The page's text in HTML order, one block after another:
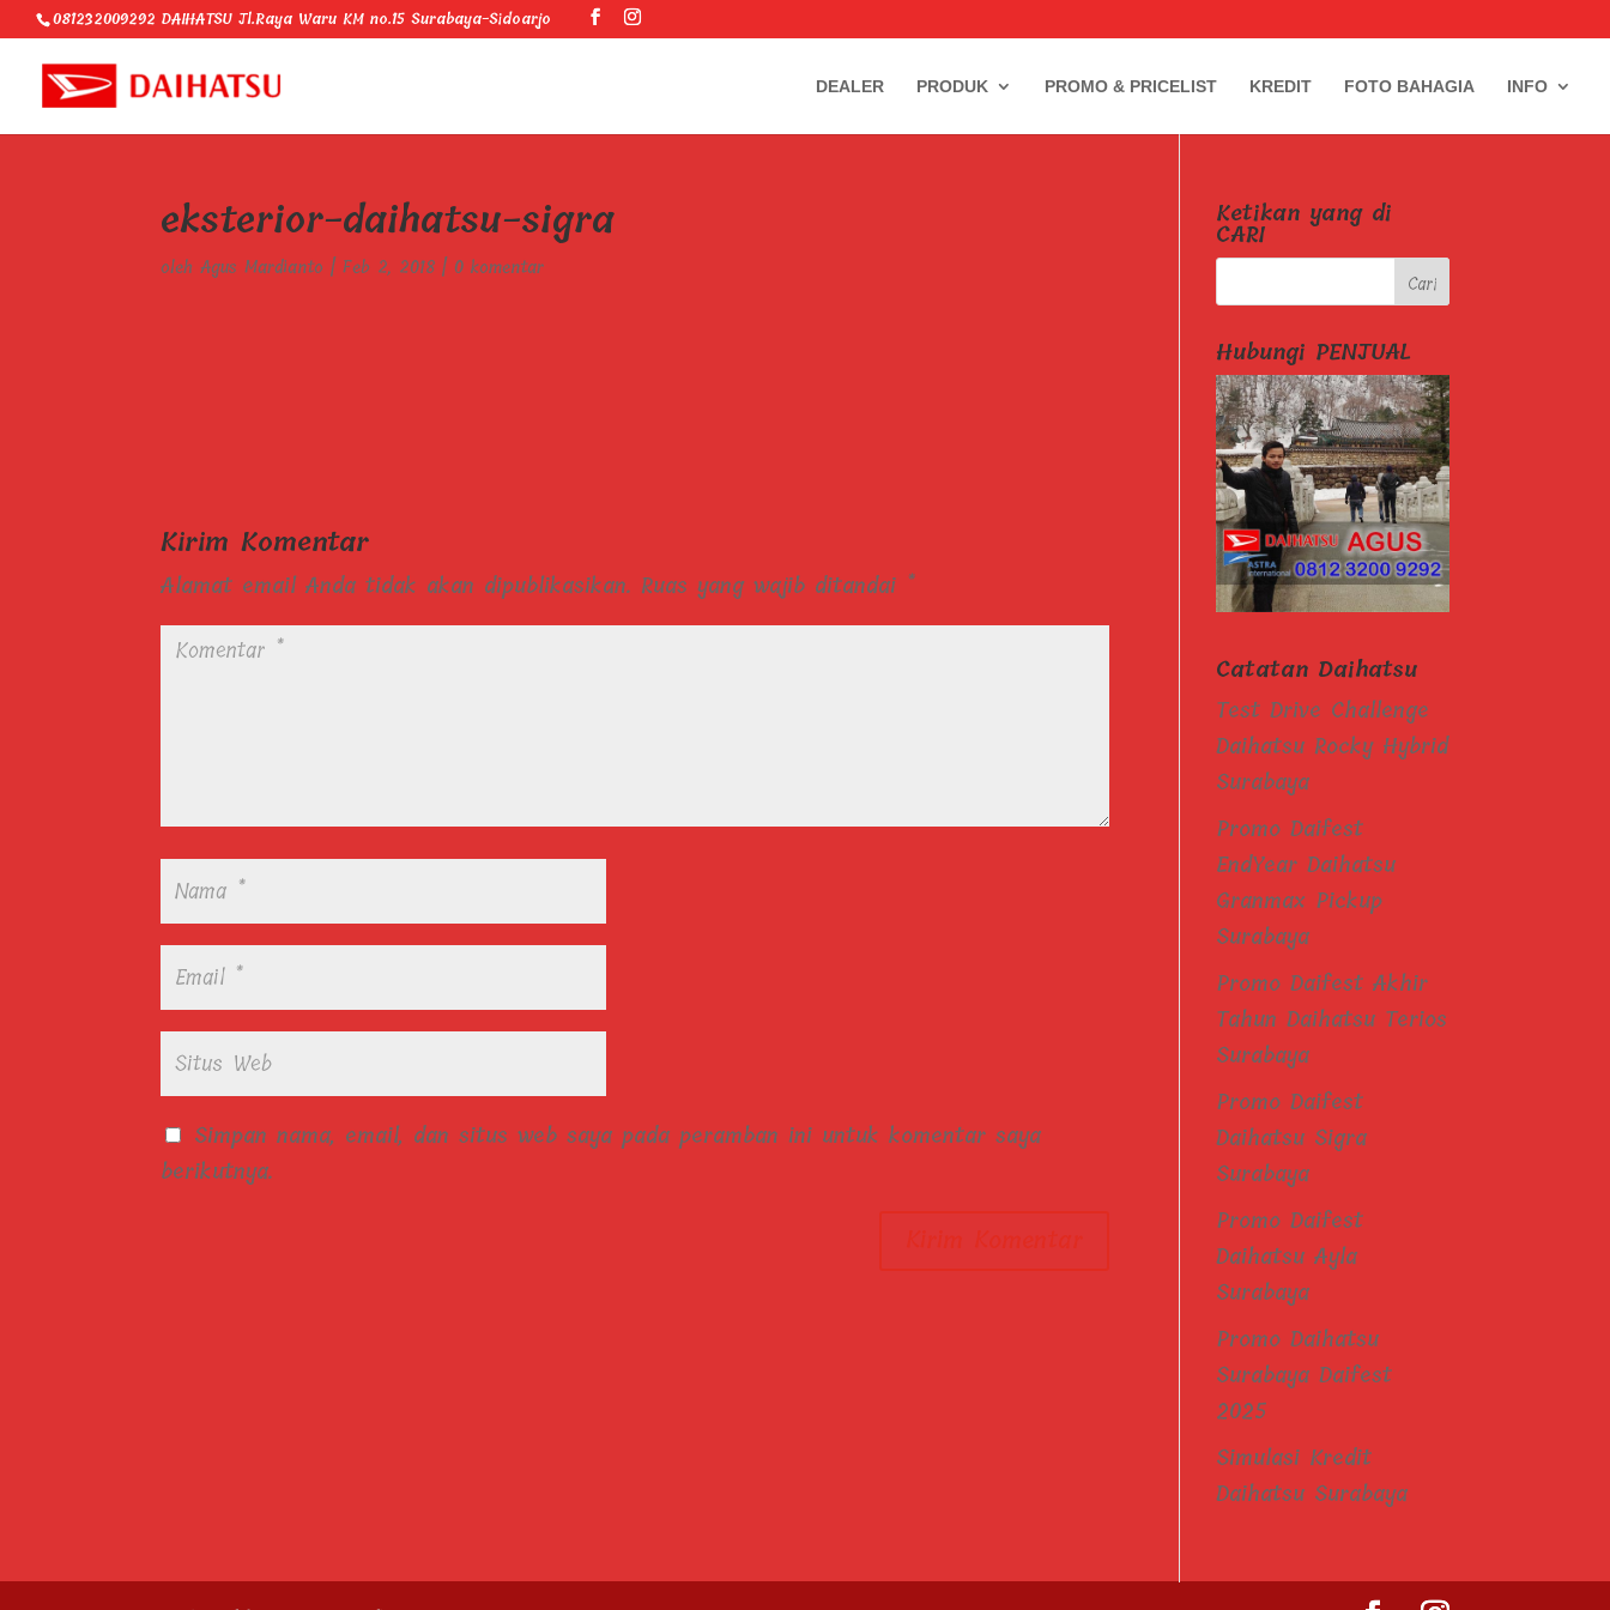
081232009292 DAIHATSU Jl.Raya Waru KM no.15 Surabaya-Sidoarjo
DEALER PRODUK PROMO & PRICELIST KREDIT FOTO BAHAGIA INFO
eksterior-daihatsu-sigra
olehAgus Mardianto |Feb 2, 2018 | 0 komentar
Kirim Komentar
Alamat email Anda tidak akan dipublikasikan. Ruas yang wajib ditandai *
Simpan nama, email, dan situs web saya pada peramban ini untuk komentar saya
berikutnya.
Ketikan yang di
CARI
Hubungi PENJUAL
Catatan Daihatsu
Test Drive Challenge
Daihatsu Rocky Hybrid
Surabaya
Promo Daifest
EndYear Daihatsu
Granmax Pickup
Surabaya
Promo Daifest Akhir
Tahun Daihatsu Terios
Surabaya
Promo Daifest
Daihatsu Sigra
Surabaya
Promo Daifest
Daihatsu Ayla
Surabaya
Promo Daihatsu
Surabaya Daifest
2025
Simulasi Kredit
Daihatsu Surabaya